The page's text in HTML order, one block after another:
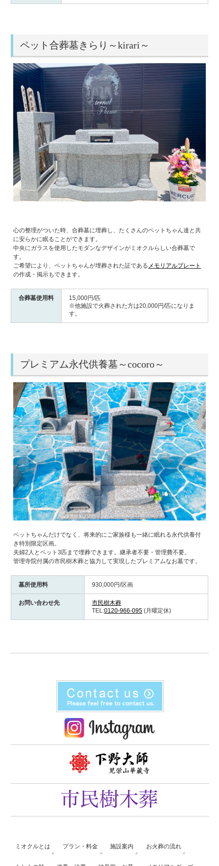
ペット合葬墓きらり～kirari～
心の整理がついた時、合葬墓に埋葬し、たくさんのペットちゃん達と共
に安らかに眠ることができます。
中央にガラスを使用したモダンなデザインがミオクルらしい合葬墓で
す。
ご希望により、ペットちゃんが埋葬された証である メモリアルプレート
の作成・掲示もできます。
合葬墓使用料
15,000円/匹
※他施設で火葬された方は20,000円/匹になりま
す。
プレミアム永代供養墓～cocoro～
ペットちゃんだけでなく、将来的にご家族様も一緒に眠れる永代供養付
き特別限定区画。
夫婦2人とペット3匹まで埋葬できます。継承者不要・管理費不要。
管理寺院付属の市民樹木葬と協力して実現したプレミアムなお墓です。
墓所使用料 930,000円/区画
お問い合わせ先
市民樹木葬
TEL:0120-966-095(月曜定休)
ミオクルとは プラン・料金 施設案内 お火葬の流れ